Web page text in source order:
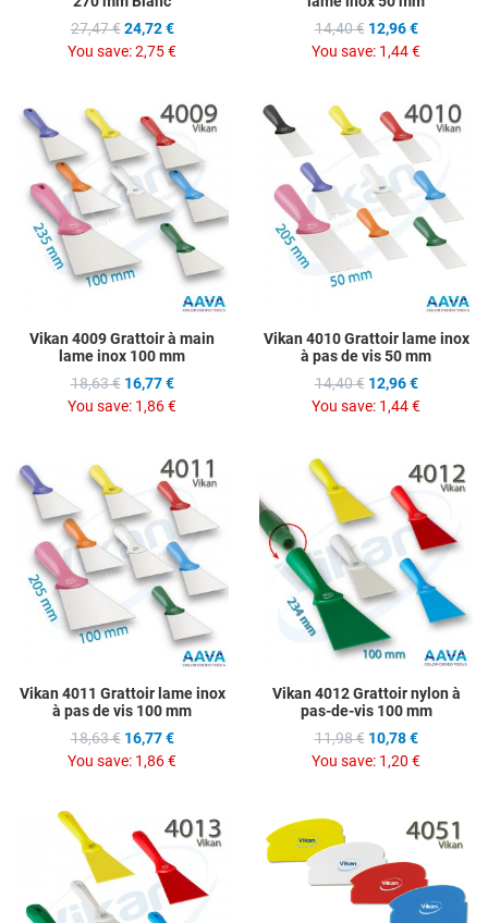
27,47 € 24,72 €
You save:2,75 €
14,40 € 12,96 €
You save: 1,44 €
Add to Wishlist
Add to Compare
Quick View
Vikan 4009 Grattoir à main
lame inox 100 mm
18,63 € 16,77 €
You save: 1,86 €
Vikan 4010 Grattoir lame inox
à pas de vis 50 mm
14,40 € 12,96 €
You save: 1,44 €
Add to Wishlist
Add to Compare
Quick View
Vikan 4011 Grattoir lame inox
à pas de vis 100 mm
18,63 € 16,77 €
You save: 1,86 €
Vikan 4012 Grattoir nylon à
pas-de-vis 100 mm
11,98 € 10,78 €
You save: 1,20 €
Add to Wishlist
Add to Compare